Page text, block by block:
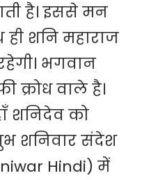
है। इससे मन
ही शनि महाराज
भगवान
क्रोध वाले है।
शनिदेव को
शनिवार संदेश
Hindi) में